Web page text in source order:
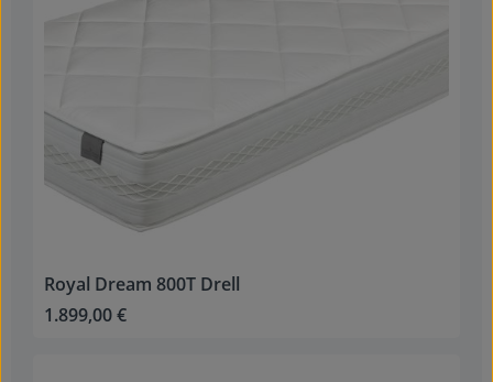
Royal Dream 800T Drell
Regulärer Preis:
1.899,00 €